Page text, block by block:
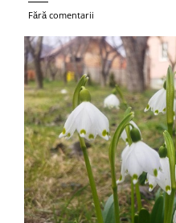
Fără comentarii